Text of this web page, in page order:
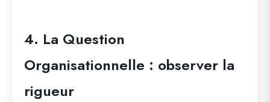
4. La Question
Organisationnelle : observer la
rigueur